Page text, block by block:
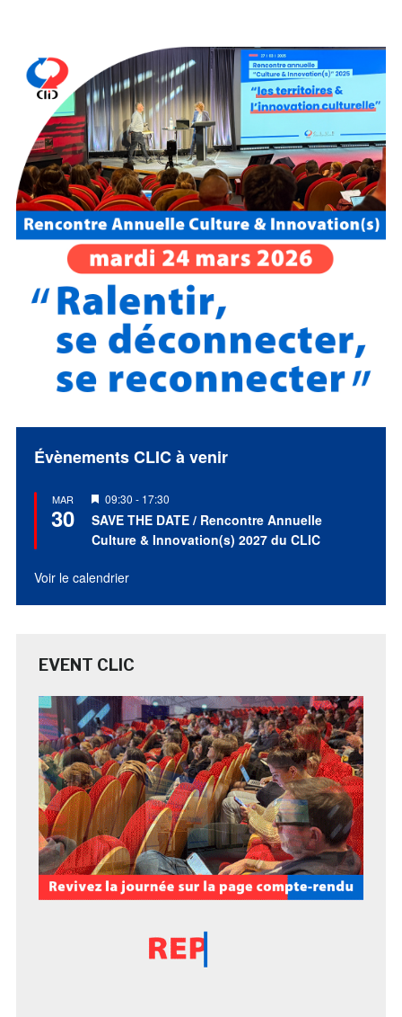
Évènements CLIC à venir
MAR
30
Mis
en
avant
09:30 - 17:30
SAVE THE DATE / Rencontre Annuelle
Culture & Innovation(s) 2027 du CLIC
Voir le calendrier
EVENT CLIC